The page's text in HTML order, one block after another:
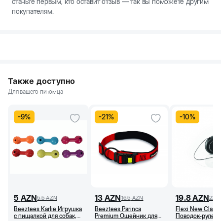
покупателям.
Также доступно
Для вашего питомца
-9%
5 AZN5.5 AZN
Beeztees Karlie Игрушка
с пищалкой для собак,
-21%
13 AZN16.5 AZN
Beeztees Parinca
Premium Ошейник для
-10%
19.8AZN22
Flexi New
Поводок-